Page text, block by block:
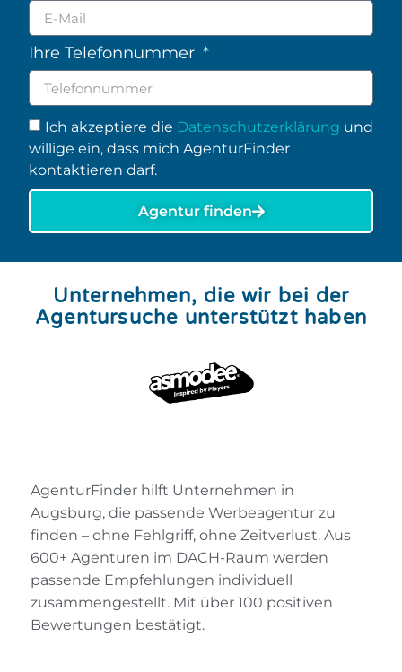
Ihre Telefonnummer
Ich akzeptiere die Datenschutzerklärung und
willige ein, dass mich AgenturFinder
kontaktieren darf.
Agentur finden
Unternehmen, die wir bei der
Agentursuche unterstützt haben
AgenturFinder hilft Unternehmen in
Augsburg, die passende Werbeagentur zu
finden – ohne Fehlgriff, ohne Zeitverlust. Aus
600+ Agenturen im DACH-Raum werden
passende Empfehlungen individuell
zusammengestellt. Mit über 100 positiven
Bewertungen bestätigt.